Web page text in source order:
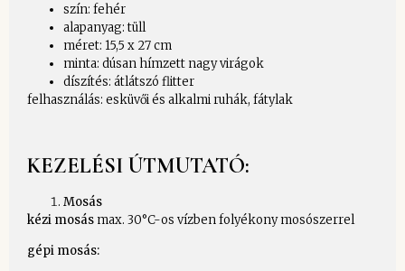
szín: fehér
alapanyag: tüll
méret: 15,5 x 27 cm
minta: dúsan hímzett nagy virágok
díszítés: átlátszó flitter
felhasználás: esküvői és alkalmi ruhák, fátylak
KEZELÉSI ÚTMUTATÓ:
Mosás
kézi mosásmax. 30°C-os vízben folyékony mosószerrel
gépi mosás: